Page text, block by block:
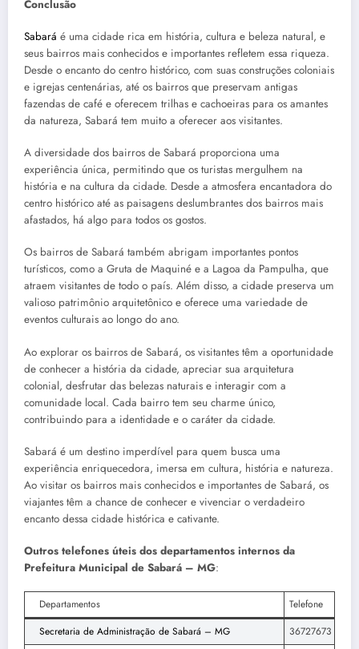
Conclusão
Sabará é uma cidade rica em história, cultura e beleza natural, e
seus bairros mais conhecidos e importantes refletem essa riqueza.
Desde o encanto do centro histórico, com suas construções coloniais
e igrejas centenárias, até os bairros que preservam antigas
fazendas de café e oferecem trilhas e cachoeiras para os amantes
da natureza, Sabará tem muito a oferecer aos visitantes.
A diversidade dos bairros de Sabará proporciona uma
experiência única, permitindo que os turistas mergulhem na
história e na cultura da cidade. Desde a atmosfera encantadora do
centro histórico até as paisagens deslumbrantes dos bairros mais
afastados, há algo para todos os gostos.
Os bairros de Sabará também abrigam importantes pontos
turísticos, como a Gruta de Maquiné e a Lagoa da Pampulha, que
atraem visitantes de todo o país. Além disso, a cidade preserva um
valioso patrimônio arquitetônico e oferece uma variedade de
eventos culturais ao longo do ano.
Ao explorar os bairros de Sabará, os visitantes têm a oportunidade
de conhecer a história da cidade, apreciar sua arquitetura
colonial, desfrutar das belezas naturais e interagir com a
comunidade local. Cada bairro tem seu charme único,
contribuindo para a identidade e o caráter da cidade.
Sabará é um destino imperdível para quem busca uma
experiência enriquecedora, imersa em cultura, história e natureza.
Ao visitar os bairros mais conhecidos e importantes de Sabará, os
viajantes têm a chance de conhecer e vivenciar o verdadeiro
encanto dessa cidade histórica e cativante.
Outros telefones úteis dos departamentos internos da
Prefeitura Municipal de Sabará – MG:
Departamentos
Telefone
Secretaria de Administração de Sabará – MG
36727673